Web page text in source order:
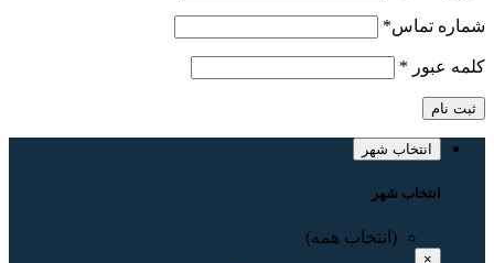
شماره تماس*
کلمه عبور *
ثبت نام
انتخاب شهر
انتخاب شهر
(انتخاب همه)
×